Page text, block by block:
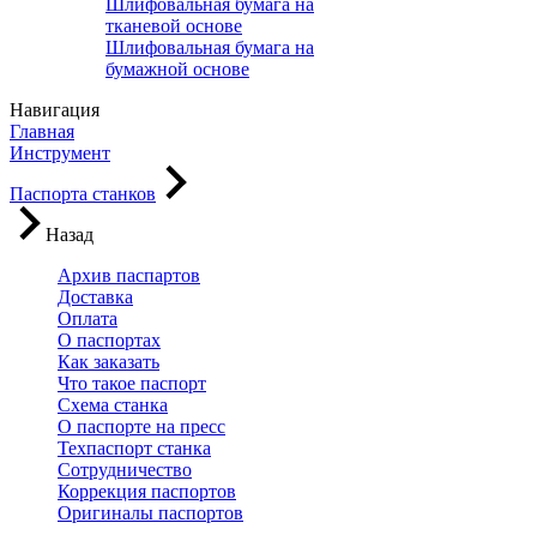
Шлифовальная бумага на
тканевой основе
Шлифовальная бумага на
бумажной основе
Навигация
Главная
Инструмент
Паспорта станков
Назад
Архив паспартов
Доставка
Оплата
О паспортах
Как заказать
Что такое паспорт
Схема станка
О паспорте на пресс
Техпаспорт станка
Сотрудничество
Коррекция паспортов
Оригиналы паспортов